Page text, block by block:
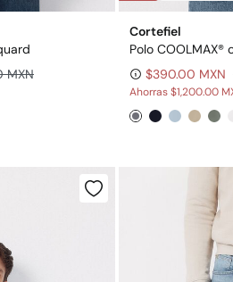
MXN
Cortefiel
Polo COOLMAX®
$390.00 MXN
Ahorras$1,200.00